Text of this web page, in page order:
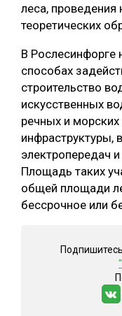
леса, проведения
теоретических
В Рослесинфорге
способах
строительство
искусственных
речных и
инфраструктуры,
электропередач
Площадь таких
общей площади
бессрочное или